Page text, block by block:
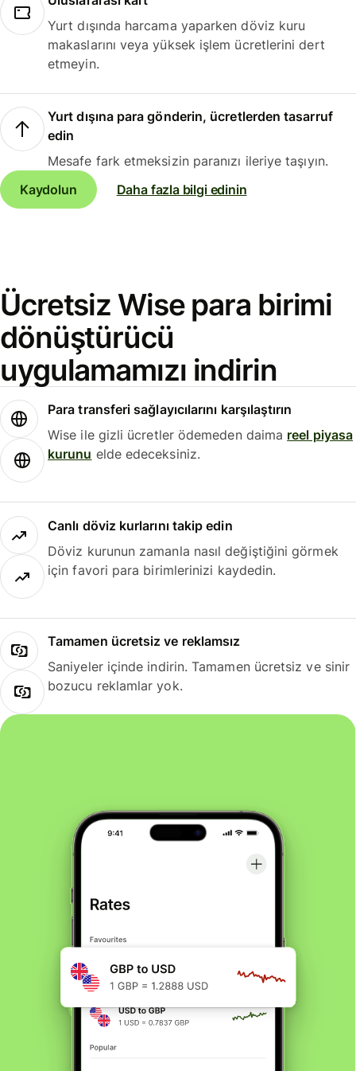
Yurt dışında harcama yaparken döviz kuru
makaslarını veya yüksek işlem ücretlerini dert
etmeyin.
Yurt dışına para gönderin, ücretlerden tasarruf
edin
Mesafe fark etmeksizin paranızı ileriye taşıyın.
Kaydolun
Daha fazla bilgi edinin
Ücretsiz Wise para birimi
dönüştürücü
uygulamamızı indirin
Para transferi sağlayıcılarını karşılaştırın
Wise ile gizli ücretler ödemeden daima reel piyasa
kurunu elde edeceksiniz.
Canlı döviz kurlarını takip edin
Döviz kurunun zamanla nasıl değiştiğini görmek
için favori para birimlerinizi kaydedin.
Tamamen ücretsiz ve reklamsız
Saniyeler içinde indirin. Tamamen ücretsiz ve sinir
bozucu reklamlar yok.